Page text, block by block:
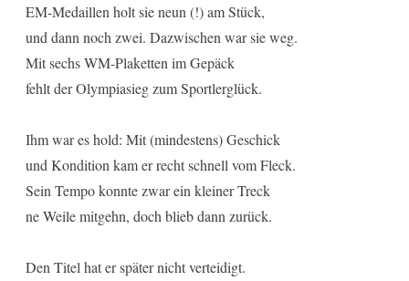
EM-Medaillen holt sie neun (!) am Stück,
und dann noch zwei. Dazwischen war sie weg.
Mit sechs WM-Plaketten im Gepäck
fehlt der Olympiasieg zum Sportlerglück.
Ihm war es hold: Mit (mindestens) Geschick
und Kondition kam er recht schnell vom Fleck.
Sein Tempo konnte zwar ein kleiner Treck
ne Weile mitgehn, doch blieb dann zurück.
Den Titel hat er später nicht verteidigt.